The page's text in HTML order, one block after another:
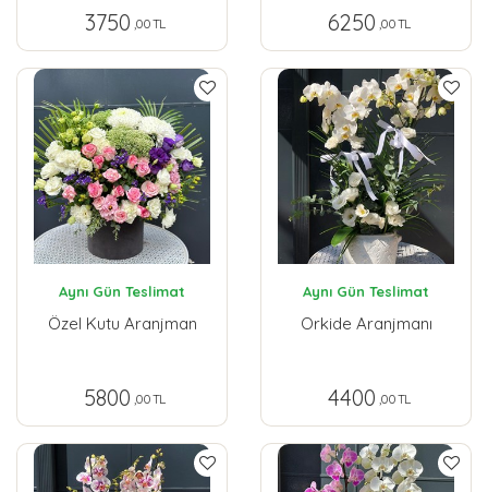
3750 ,00 TL 6250 ,00 TL
Aynı Gün Teslimat
Özel Kutu Aranjman
5800 ,00 TL
Aynı Gün Teslimat
Orkide Aranjmanı
4400 ,00 TL